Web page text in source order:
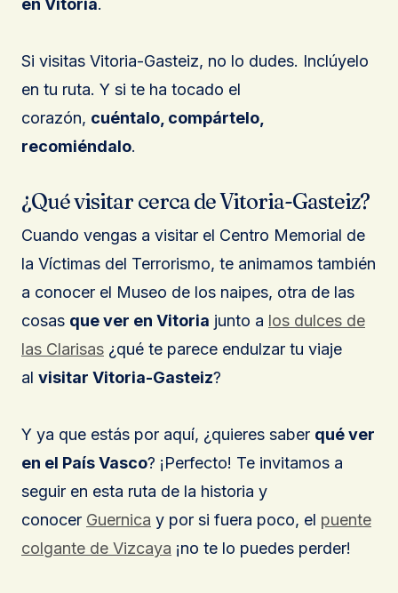
Si visitas Vitoria-Gasteiz, no lo dudes. Inclúyelo
en tu ruta. Y si te ha tocado el
corazón, cuéntalo, compártelo,
recomiéndalo.
¿Qué visitar cerca de Vitoria-Gasteiz?
Cuando vengas a visitar el Centro Memorial de
la Víctimas del Terrorismo, te animamos también
a conocer el Museo de los naipes, otra de las
cosas que ver en Vitoria junto a los dulces de
las Clarisas ¿qué te parece endulzar tu viaje
al visitar Vitoria-Gasteiz?
Y ya que estás por aquí, ¿quieres saber qué ver
en el País Vasco? ¡Perfecto! Te invitamos a
seguir en esta ruta de la historia y
conocer Guernica y por si fuera poco, el puente
colgante de Vizcaya ¡no te lo puedes perder!